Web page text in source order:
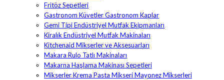
Fritöz Sepetleri
Gastronom Küvetler Gastronom Kaplar
Gemi Tipi Endüstriyel Mutfak Ekipmanları
Kiralık Endüstriyel Mutfak Makinaları
Kitchenaid Mikserler ve Aksesuarları
Makara Rulo Tatlı Makinaları
Makarna Haşlama Makinası Sepetleri
Mikserler Krema Pasta Mikseri Mayonez Mikserleri